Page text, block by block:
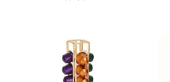
sur 5